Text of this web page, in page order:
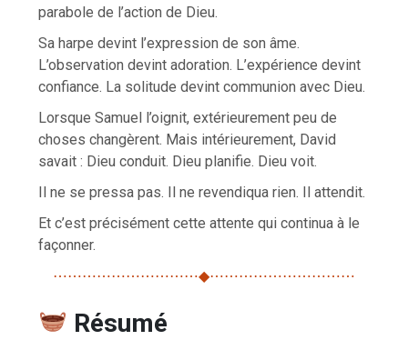
parabole de l’action de Dieu.
Sa harpe devint l’expression de son âme.
L’observation devint adoration. L’expérience devint
confiance. La solitude devint communion avec Dieu.
Lorsque Samuel l’oignit, extérieurement peu de
choses changèrent. Mais intérieurement, David
savait : Dieu conduit. Dieu planifie. Dieu voit.
Il ne se pressa pas. Il ne revendiqua rien. Il attendit.
Et c’est précisément cette attente qui continua à le
façonner.
⋯⋯⋯⋯⋯⋯⋯⋯⋯⋯◆⋯⋯⋯⋯⋯⋯⋯⋯⋯⋯
Résumé